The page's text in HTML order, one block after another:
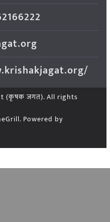
(कृषक जगत). All rights
Powered by